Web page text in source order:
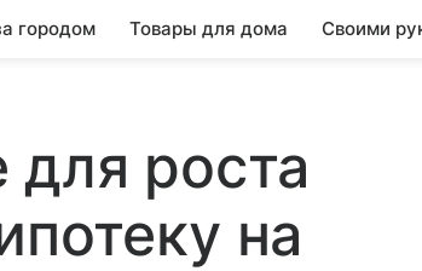
городом Товары для дома Своими
для роста
на